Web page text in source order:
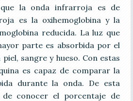
la onda infrarroja es de
es la oxihemoglobina y la
reducida. La luz que
parte es absorbida por el
sangre y hueso. Con estas
es capaz de comparar la
durante la onda. De esta
de conocer el porcentaje de